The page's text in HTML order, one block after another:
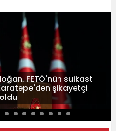
FETÖ'nün suikast
şikayetçi
oldu